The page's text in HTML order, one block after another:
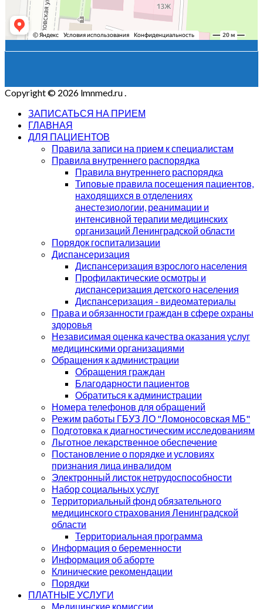
Copyright © 2026 lmnmed.ru
ЗАПИСАТЬСЯ НА ПРИЕМ
ГЛАВНАЯ
ДЛЯ ПАЦИЕНТОВ
Правила записи на прием к специалистам
Правила внутреннего распорядка
Правила внутреннего распорядка
Типовые правила посещения пациентов,
находящихся в отделениях
анестезиологии, реанимации и
интенсивной терапии медицинских
организаций Ленинградской области
Порядок госпитализации
Диспансеризация
Диспансеризация взрослого населения
Профилактические осмотры и
диспансеризация детского населения
Диспансеризация - видеоматериалы
Права и обязанности граждан в сфере охраны
здоровья
Независимая оценка качества оказания услуг
медицинскими организациями
Обращения к администрации
Обращения граждан
Благодарности пациентов
Обратиться к администрации
Номера телефонов для обращений
Режим работы ГБУЗ ЛО "Ломоносовская МБ"
Подготовка к диагностическим исследованиям
Льготное лекарственное обеспечение
Постановление о порядке и условиях
признания лица инвалидом
Электронный листок нетрудоспособности
Набор социальных услуг
Территориальный фонд обязательного
медицинского страхования Ленинградской
области
Территориальная программа
Информация о беременности
Информация об аборте
Клинические рекомендации
Порядки
ПЛАТНЫЕ УСЛУГИ
Медицинские комиссии